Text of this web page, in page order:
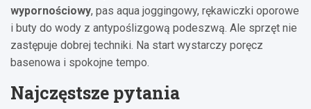
wypornościowy, pas aqua joggingowy, rękawiczki oporowe
i buty do wody z antypoślizgową podeszwą. Ale sprzęt nie
zastępuje dobrej techniki. Na start wystarczy poręcz
basenowa i spokojne tempo.
Najczęstsze pytania